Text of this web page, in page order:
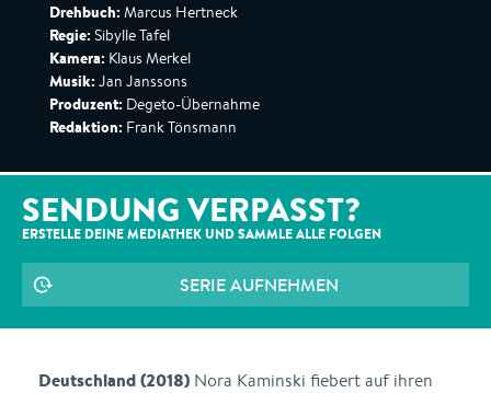
Drehbuch: Marcus Hertneck
Regie: Sibylle Tafel
Kamera: Klaus Merkel
Musik: Jan Janssons
Produzent: Degeto-Übernahme
Redaktion: Frank Tönsmann
SENDUNG VERPASST?
ERSTELLE DEINE MEDIATHEK UND SAMMLE ALLE FOLGEN
SERIE AUFNEHMEN
Deutschland (2018) Nora Kaminski fiebert auf ihren